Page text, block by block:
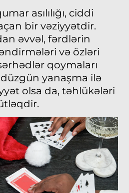
asılılığı, ciddi
bir vəziyyətdir.
əvvəl, fərdlərin
və özləri
qoymaları
düzgün yanaşma ilə
olsa da, təhlükələri